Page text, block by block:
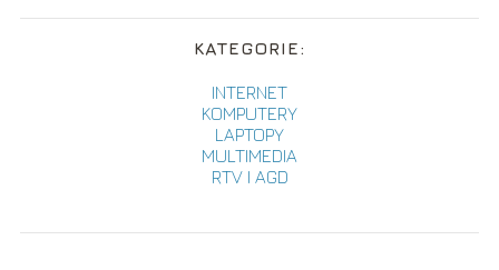
KATEGORIE:
INTERNET
KOMPUTERY
LAPTOPY
MULTIMEDIA
RTV I AGD